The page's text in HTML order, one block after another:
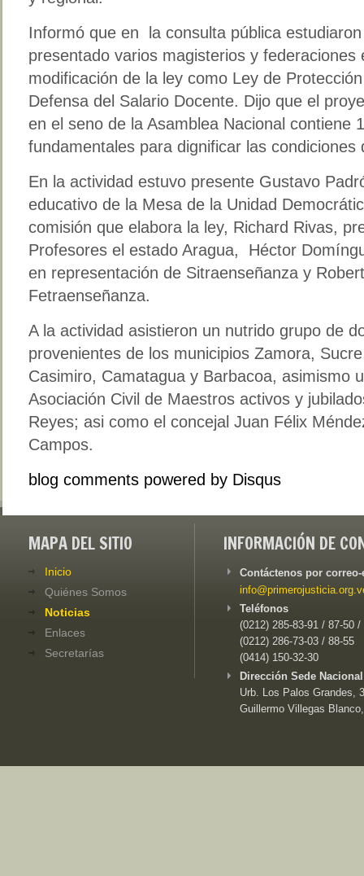
Informó que en la consulta pública
presentado varios magisterios y federaciones
modificación de la ley como Ley de
Defensa del Salario Docente. Dijo que el
en el seno de la Asamblea Nacional contiene
fundamentales para dignificar las condiciones
En la actividad estuvo presente Gustavo
educativo de la Mesa de la Unidad
comisión que elabora la ley, Richard Rivas,
Profesores el estado Aragua, Héctor
en representación de Sitraenseñanza y
Fetraenseñanza.
A la actividad asistieron un nutrido grupo de
provenientes de los municipios Zamora,
Casimiro, Camatagua y Barbacoa, asimismo
Asociación Civil de Maestros activos y
Reyes; asi como el concejal Juan Félix
Campos.
blog comments powered by Disqus
MAPA DEL SITIO
Inicio
Quiénes Somos
Noticias
Enlaces
Secretarías
INFORMACIÓN DE
Contáctenos por
Teléfonos
(0212) 285-83-91 / 87-50 /
(0212) 286-73-03 / 88-55
(0414) 150-32-30
Dirección Sede
Urb. Los Palos Grandes,
Guillermo Villegas